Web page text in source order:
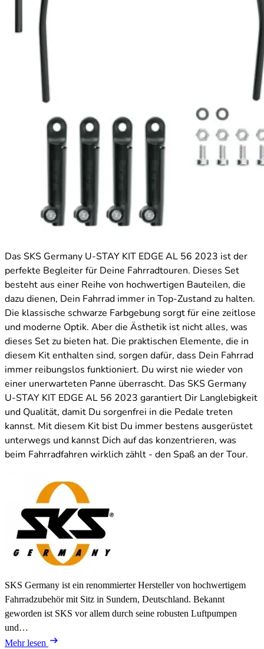
Das SKS Germany U-STAY KIT EDGE AL 56 2023 ist der
perfekte Begleiter für Deine Fahrradtouren. Dieses Set
besteht aus einer Reihe von hochwertigen Bauteilen, die
dazu dienen, Dein Fahrrad immer in Top-Zustand zu halten.
Die klassische schwarze Farbgebung sorgt für eine zeitlose
und moderne Optik. Aber die Ästhetik ist nicht alles, was
dieses Set zu bieten hat. Die praktischen Elemente, die in
diesem Kit enthalten sind, sorgen dafür, dass Dein Fahrrad
immer reibungslos funktioniert. Du wirst nie wieder von
einer unerwarteten Panne überrascht. Das SKS Germany
U-STAY KIT EDGE AL 56 2023 garantiert Dir Langlebigkeit
und Qualität, damit Du sorgenfrei in die Pedale treten
kannst. Mit diesem Kit bist Du immer bestens ausgerüstet
unterwegs und kannst Dich auf das konzentrieren, was
beim Fahrradfahren wirklich zählt - den Spaß an der Tour.
SKS Germany ist ein renommierter Hersteller von hochwertigem
Fahrradzubehör mit Sitz in Sundern, Deutschland. Bekannt
geworden ist SKS vor allem durch seine robusten Luftpumpen
und…
Mehr lesen